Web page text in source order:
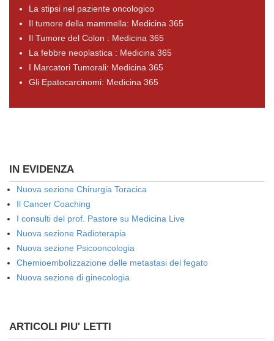
La stipsi nel paziente oncologico
Il tumore della mammella: Medicina 365
Il Tumore del Colon : Medicina 365
La febbre neoplastica : Medicina 365
I Marcatori Tumorali: Medicina 365
Gli Epatocarcinomi: Medicina 365
IN EVIDENZA
Nuova sezione Chirurgia Toracica
Il Cancer Coaching
I consulti del prof. Pastore su Medicina Live
Nuova sezione Radioterapia
Nuova sezione Psicooncologia
Chemioembolizzazione delle metastasi del fegato
Nuova sezione di ginecologia
ARTICOLI PIU' LETTI